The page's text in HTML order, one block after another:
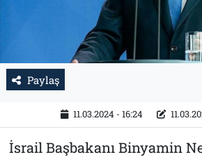
Paylaş
11.03.2024 - 16:24
İsrail Başbakanı Binyamin